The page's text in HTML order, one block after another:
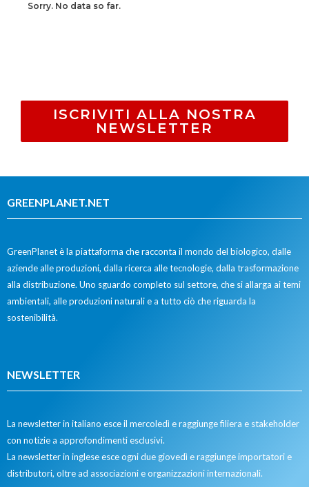
Sorry. No data so far.
ISCRIVITI ALLA NOSTRA
NEWSLETTER
GREENPLANET.NET
GreenPlanet è la piattaforma che racconta il mondo del biologico, dalle
aziende alle produzioni, dalla ricerca alle tecnologie, dalla trasformazione
alla distribuzione. Uno sguardo completo sul settore, che si allarga ai temi
ambientali, alle produzioni naturali e a tutto ciò che riguarda la
sostenibilità.
NEWSLETTER
La newsletter in italiano esce il mercoledì e raggiunge filiera e stakeholder
con notizie a approfondimenti esclusivi.
La newsletter in inglese esce ogni due giovedì e raggiunge importatori e
distributori, oltre ad associazioni e organizzazioni internazionali.